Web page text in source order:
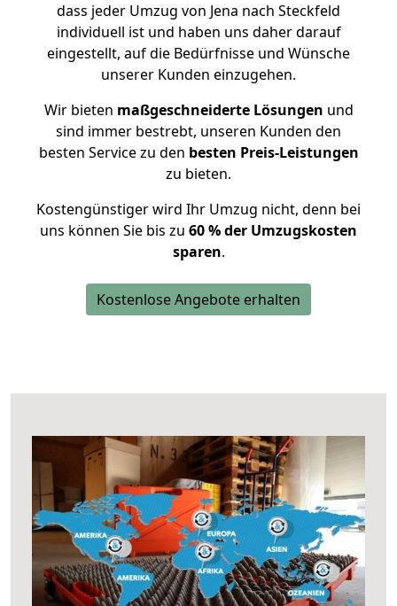
dass jeder Umzug von Jena nach Steckfeld
individuell ist und haben uns daher darauf
eingestellt, auf die Bedürfnisse und Wünsche
unserer Kunden einzugehen.
Wir bieten maßgeschneiderte Lösungen und
sind immer bestrebt, unseren Kunden den
besten Service zu den besten Preis-Leistungen
zu bieten.
Kostengünstiger wird Ihr Umzug nicht, denn bei
uns können Sie bis zu 60 % der Umzugskosten
sparen.
Kostenlose Angebote erhalten